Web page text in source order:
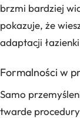
brzmi bardziej
pokazuje, że
adaptacji
Formalności w
Samo
twarde